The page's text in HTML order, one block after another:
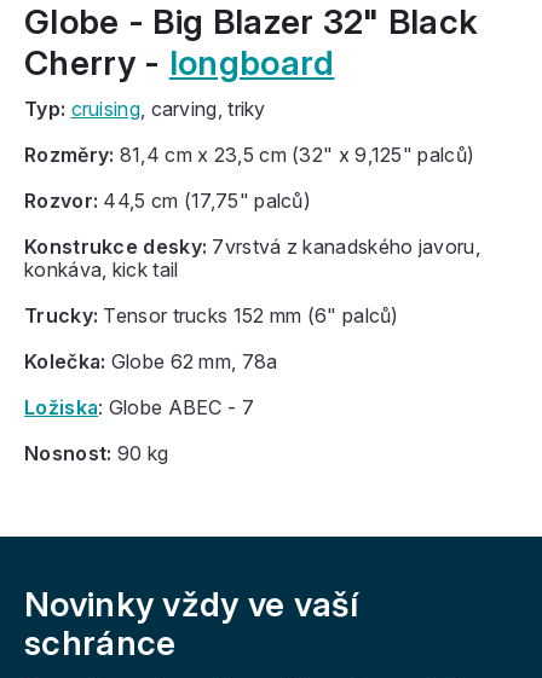
Globe - Big Blazer 32" Black
Cherry - longboard
Typ: cruising, carving, triky
Rozměry: 81,4 cm x 23,5 cm (32" x 9,125" palců)
Rozvor: 44,5 cm (17,75" palců)
Konstrukce desky: 7vrstvá z kanadského javoru,
konkáva, kick tail
Trucky: Tensor trucks 152 mm (6" palců)
Kolečka: Globe 62 mm, 78a
Ložiska: Globe ABEC - 7
Nosnost: 90 kg
Novinky vždy ve vaší
schránce